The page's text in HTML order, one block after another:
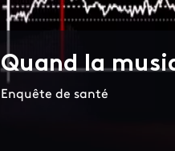
Quand la
Enquête de santé